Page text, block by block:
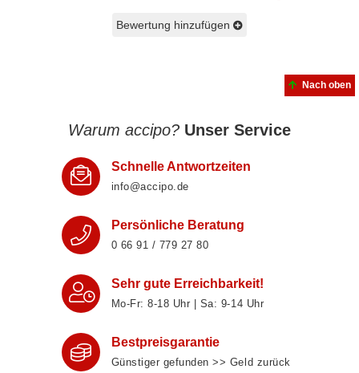
Bewertung hinzufügen
Nach oben
Warum accipo? Unser Service
Schnelle Antwortzeiten
info@accipo.de
Persönliche Beratung
0 66 91 / 779 27 80
Sehr gute Erreichbarkeit!
Mo-Fr: 8‑18 Uhr | Sa: 9‑14 Uhr
Bestpreisgarantie
Günstiger gefunden >> Geld zurück